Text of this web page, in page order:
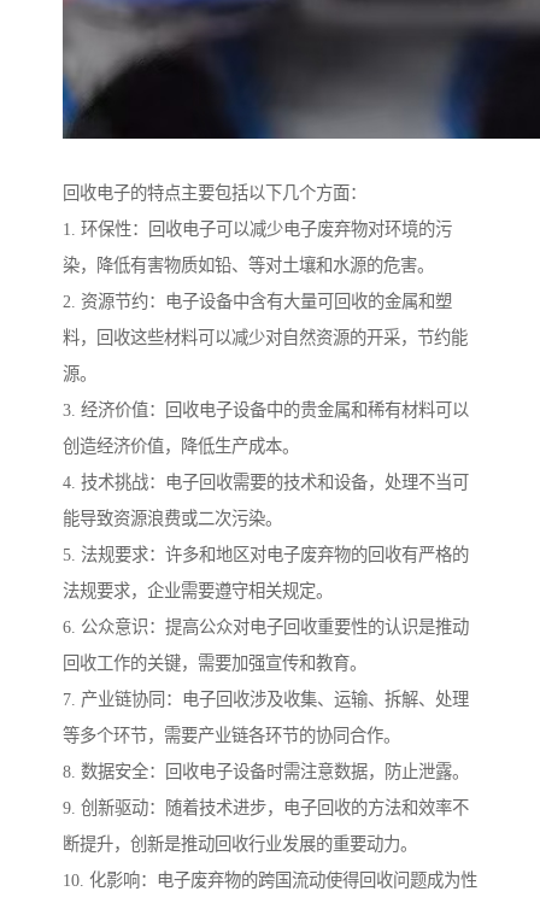
回收电子的特点主要包括以下几个方面：
1. 环保性：回收电子可以减少电子废弃物对环境的污
染，降低有害物质如铅、等对土壤和水源的危害。
2. 资源节约：电子设备中含有大量可回收的金属和塑
料，回收这些材料可以减少对自然资源的开采，节约能
源。
3. 经济价值：回收电子设备中的贵金属和稀有材料可以
创造经济价值，降低生产成本。
4. 技术挑战：电子回收需要的技术和设备，处理不当可
能导致资源浪费或二次污染。
5. 法规要求：许多和地区对电子废弃物的回收有严格的
法规要求，企业需要遵守相关规定。
6. 公众意识：提高公众对电子回收重要性的认识是推动
回收工作的关键，需要加强宣传和教育。
7. 产业链协同：电子回收涉及收集、运输、拆解、处理
等多个环节，需要产业链各环节的协同合作。
8. 数据安全：回收电子设备时需注意数据，防止泄露。
9. 创新驱动：随着技术进步，电子回收的方法和效率不
断提升，创新是推动回收行业发展的重要动力。
10. 化影响：电子废弃物的跨国流动使得回收问题成为性